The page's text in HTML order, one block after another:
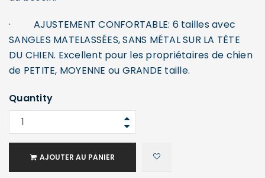
CONNECTER
ou e-mail*
· AJUSTEMENT CONFORTABLE: 6 tailles avec
SANGLES MATELASSÉES, SANS MÉTAL SUR LA TÊTE
DU CHIEN. Excellent pour les propriétaires de chien
de PETITE, MOYENNE ou GRANDE taille.
Quantity
AJOUTER AU PANIER